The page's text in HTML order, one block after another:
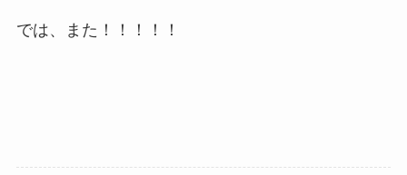
では、また！！！！！